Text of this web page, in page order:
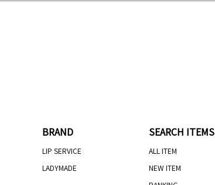
BRAND
LIP SERVICE
LADYMADE
SEARCH ITEMS
ALL ITEM
NEW ITEM